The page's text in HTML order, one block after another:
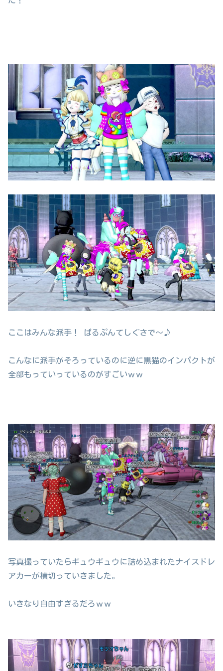
ここはみんな派手！ ぱるぷんてしぐさで～♪
こんなに派手がそろっているのに逆に黒猫のインパクトが
全部もっていっているのがすごいｗｗ
写真撮っていたらギュウギュウに詰め込まれたナイスドレ
アカーが横切っていきました。
いきなり自由すぎるだろｗｗ